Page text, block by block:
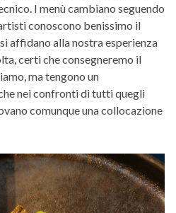
I menù cambiano seguendo
conoscono benissimo il
affidano alla nostra esperienza
certi che consegneremo il
ma tengono un
nei confronti di tutti quegli
comunque una collocazione